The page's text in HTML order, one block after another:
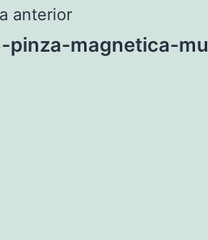
anterior
pinza-magnetica-